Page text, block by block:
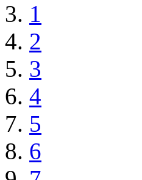
1
2
3
4
5
6